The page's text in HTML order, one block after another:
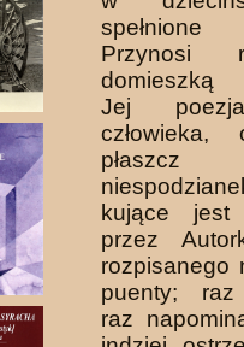
spełnione
Przynosi
domiesz­ką
Jej
człowieka,
kujące jest
przez
rozpisanego
puenty; raz
raz